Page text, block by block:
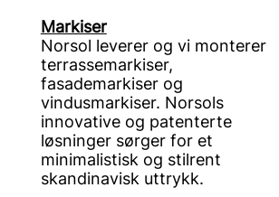
Markiser
Norsol leverer og vi monterer
terrassemarkiser,
fasademarkiser og
vindusmarkiser. Norsols
innovative og patenterte
løsninger sørger for et
minimalistisk og stilrent
skandinavisk uttrykk.